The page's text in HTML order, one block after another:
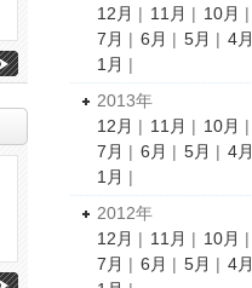
12月 | 11月 | 10月 |
7月 | 6月 | 5月 | 4月
1月 |
2013年
12月 | 11月 | 10月 |
7月 | 6月 | 5月 | 4月
1月 |
2012年
12月 | 11月 | 10月 |
7月 | 6月 | 5月 | 4月